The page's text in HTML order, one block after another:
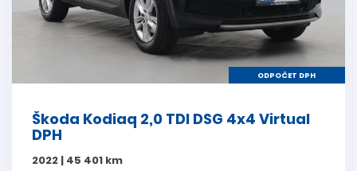
ODPOČET DPH
Škoda Kodiaq 2,0 TDI DSG 4x4 Virtual
DPH
2022 | 45 401 km